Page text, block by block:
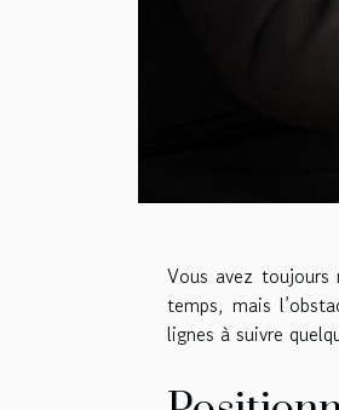
Vous avez toujours
temps, mais
lignes à suivre